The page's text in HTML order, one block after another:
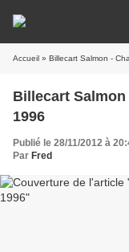
Accueil » Billecart Salmon -
Billecart
1996
Publié le 28/11/2012 à
Par Fred